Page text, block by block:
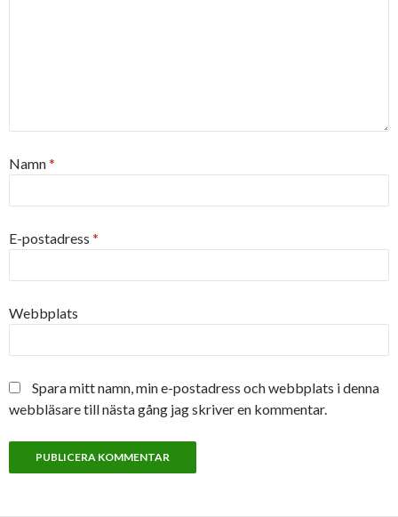
Namn*
E-postadress *
Webbplats
Spara mitt namn, min e-postadress och webbplats i denna
webbläsare till nästa gång jag skriver en kommentar.